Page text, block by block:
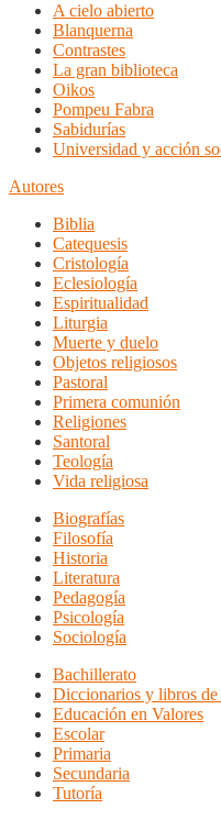
A cielo abierto
Blanquerna
Contrastes
La gran biblioteca
Oikos
Pompeu Fabra
Sabidurías
Universidad y acción
Autores
Biblia
Catequesis
Cristología
Eclesiología
Espiritualidad
Liturgia
Muerte y duelo
Objetos religiosos
Pastoral
Primera comunión
Religiones
Santoral
Teología
Vida religiosa
Biografías
Filosofía
Historia
Literatura
Pedagogía
Psicología
Sociología
Bachillerato
Diccionarios y libros de
Educación en Valores
Escolar
Primaria
Secundaria
Tutoría